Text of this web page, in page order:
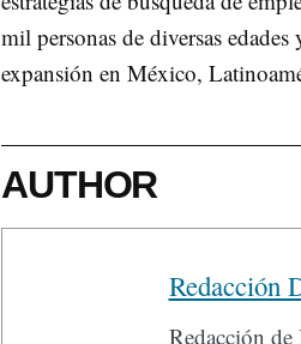
mil personas de diversas
expansión en México,
AUTHOR
Redacción
Redacción